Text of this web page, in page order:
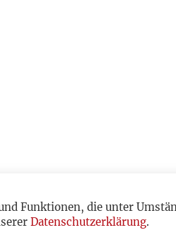
Funktionen, die unter
Datenschutzerklärung.